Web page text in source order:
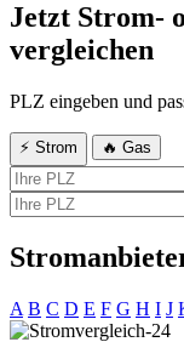
Jetzt Strom-
vergleichen
PLZ eingeben und
⚡ Strom
🔥 Gas
A B C D E F G H I J